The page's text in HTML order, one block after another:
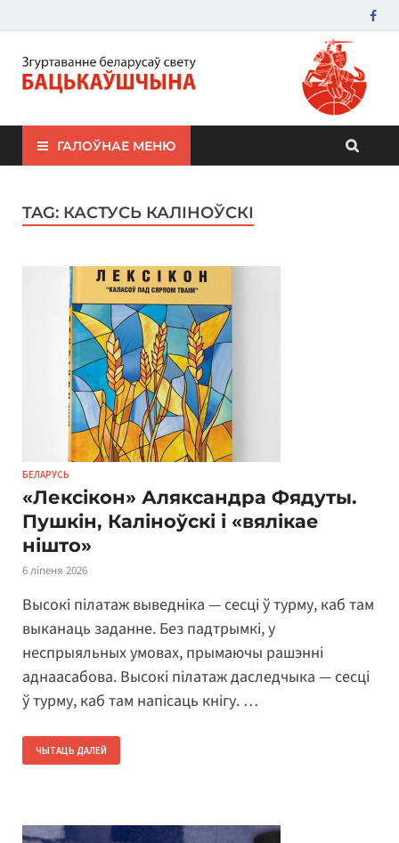
ЗБС "Бацькаўшчына"
ГАЛОЎНАЕ МЕНЮ
TAG: КАСТУСЬ КАЛІНОЎСКІ
БЕЛАРУСЬ
«Лексікон» Аляксандра Фядуты.
Пушкін, Каліноўскі і «вялікае
нішто»
6 ліпеня 2026
Высокі пілатаж выведніка — сесці ў турму, каб там
выканаць заданне. Без падтрымкі, у
неспрыяльных умовах, прымаючы рашэнні
аднаасабова. Высокі пілатаж даследчыка — сесці
ў турму, каб там напісаць кнігу. …
ЧЫТАЦЬ ДАЛЕЙ